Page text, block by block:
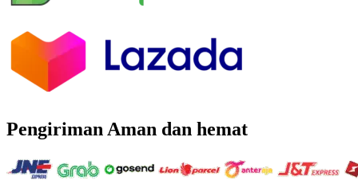
Pengiriman Aman dan hemat